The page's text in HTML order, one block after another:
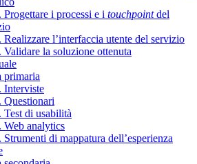
Progettare i processi e i touchpointdel
Realizzare l’interfaccia utente del servizio
Validare la soluzione ottenuta
primaria
Interviste
Questionari
Test di usabilità
Web analytics
Strumenti di mappatura dell’esperienza